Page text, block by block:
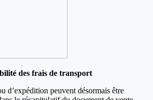
des frais de transport
d’expédition peuvent désormais être